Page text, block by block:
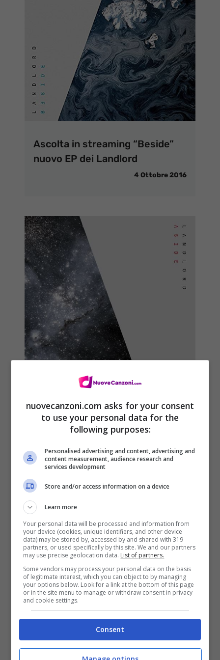
Ascolta in streaming “Beside”
nuovo EP dei Landlord
4 Ottobre 2016
Landlord, Aside EP: tracklist del
primo mini album + streaming
27 Marzo 2016
Landlord – Get By: testo,
traduzione e video
25 Febbraio 2016
nuovecanzoni.com asks for your consent
to use your personal data for the
following purposes:
Personalised advertising and content, advertising and
content measurement, audience research and
services development
Store and/or access information on a device
Learn more
Your personal data will be processed and information from
your device (cookies, unique identifiers, and other device
data) may be stored by, accessed by and shared with 319
partners, or used specifically by this site. We and our partners
may use precise geolocation data. List of partners.
Some vendors may process your personal data on the basis
of legitimate interest, which you can object to by managing
your options below. Look for a link at the bottom of this page
or in the site menu to manage or withdraw consent in privacy
and cookie settings.
Consent